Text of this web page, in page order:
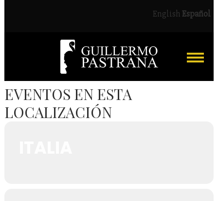
EVENTOS EN ESTA
LOCALIZACIÓN
English Español